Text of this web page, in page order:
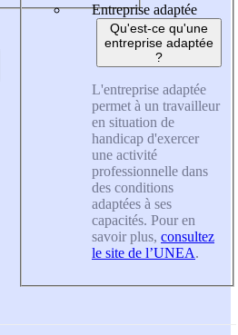
Entreprise adaptée
Qu'est-ce qu'une
entreprise adaptée
?
L'entreprise adaptée
permet à un travailleur
en situation de
handicap d'exercer
une activité
professionnelle dans
des conditions
adaptées à ses
capacités. Pour en
savoir plus, consultez
le site de l’UNEA.